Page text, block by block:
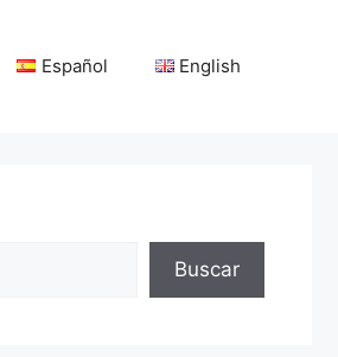
Español English
Buscar